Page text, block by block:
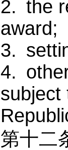
2. the
award;
3.
4.
subject
第十二